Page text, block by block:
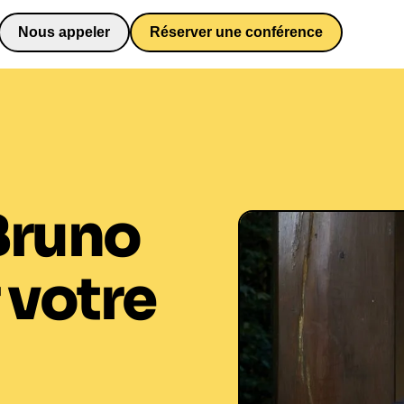
Nous appeler
0652698481
Réserver une conférence